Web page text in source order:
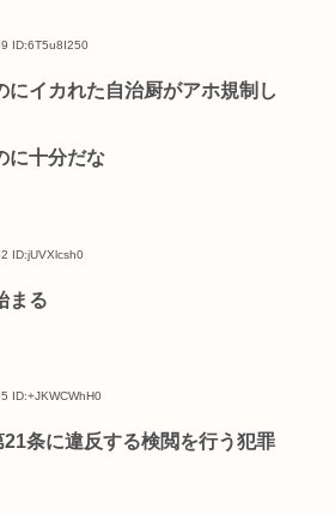
ID:6T5u8I250
にイカれた自治厨がアホ規制し
に十分だな
ID:jUVXlcsh0
まる
ID:+JKWCWhH0
条に違反する検閲を行う犯罪